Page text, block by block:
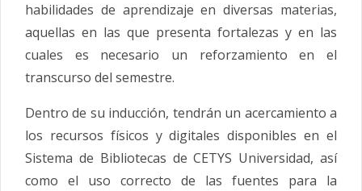
habilidades de aprendizaje en diversas materias,
aquellas en las que presenta fortalezas y en las
cuales es necesario un reforzamiento en el
transcurso del semestre.
Dentro de su inducción, tendrán un acercamiento a
los recursos físicos y digitales disponibles en el
Sistema de Bibliotecas de CETYS Universidad, así
como el uso correcto de las fuentes para la